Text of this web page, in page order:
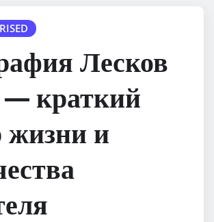
Лесков
краткий
жизни и